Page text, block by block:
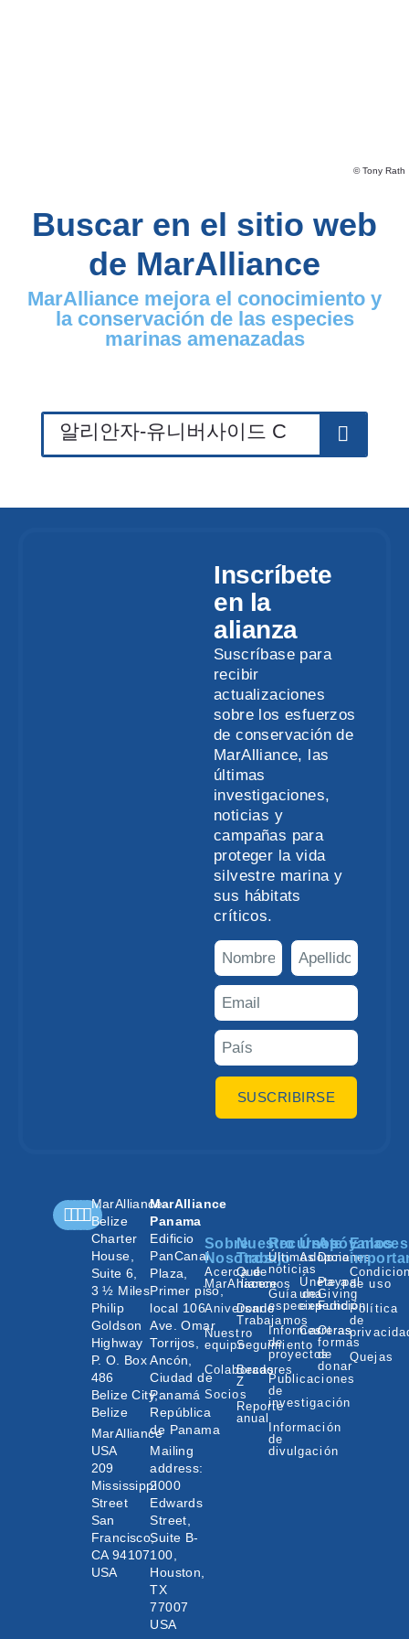
© Tony Rath
Buscar en el sitio web
de MarAlliance
MarAlliance mejora el conocimiento y
la conservación de las especies
marinas amenazadas
Inscríbete
en la
alianza
Suscríbase para
recibir
actualizaciones
sobre los esfuerzos
de conservación de
MarAlliance, las
últimas
investigaciones,
noticias y
campañas para
proteger la vida
silvestre marina y
sus hábitats
críticos.
SUSCRIBIRSE
MarAlliance
Belize
Charter
House,
Suite 6,
3 ½ Miles
Philip
Goldson
Highway
P. O. Box
486
Belize City,
Belize
MarAlliance
USA
209
Mississippi
Street
San
Francisco,
CA 94107
USA
MarAlliance
Panama
Edificio
PanCanal
Plaza,
Primer piso,
local 106
Ave. Omar
Torrijos,
Ancón,
Ciudad de
Panamá
República
de Panama
Mailing
address:
2000
Edwards
Street,
Suite B-
100,
Houston,
TX
77007
USA
Sobre
Nosotros
Acerca de
MarAlliance
Aniversario
Nuestro
equipo
Colaboradores
Socios
Nuestro
Trabajo
Qué
hacemos
Donde
Trabajamos
Seguimiento
Becas
Z
Reporte
anual
Recursos
Últimas
noticias
Guía de
especies
Informes
de
proyectos
Publicaciones
de
investigación
Información
de
divulgación
Únete
Adopciones
Únete a
una
expedición
Carreras
Apóyanos
Donar
Paypal
Giving
Fund
Otras
formas
de
donar
Enlaces
de uso
Política
de
Quejas